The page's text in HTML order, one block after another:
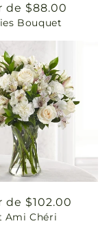
de $88.00
Bouquet
de $102.00
Ami Chéri